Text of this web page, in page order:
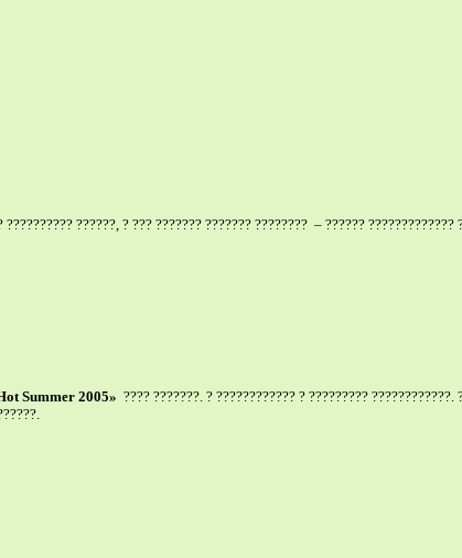
?????????? ??????, ? ??? ??????? ??????? ???????? – ?????? ?????????????
Summer 2005» ???? ???????. ? ???????????? ? ????????? ????????????.